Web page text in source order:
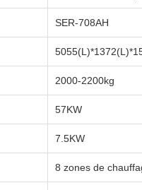
SER-708AH
2000-2200kg
57KW
7.5KW
8 zones de